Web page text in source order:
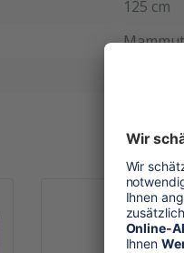
125 cm
Mammut